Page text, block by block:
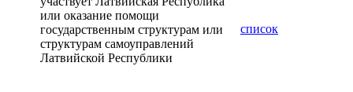
или оказание помощи
государственным структурам или
структурам самоуправлений
Латвийской Республики
список